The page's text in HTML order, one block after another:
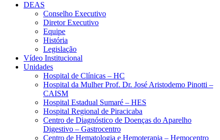
DEAS
Conselho Executivo
Diretor Executivo
Equipe
História
Legislação
Vídeo Institucional
Unidades
Hospital de Clínicas – HC
Hospital da Mulher Prof. Dr. José Aristodemo Pinotti –
CAISM
Hospital Estadual Sumaré – HES
Hospital Regional de Piracicaba
Centro de Diagnóstico de Doenças do Aparelho
Digestivo – Gastrocentro
Centro de Hematologia e Hemoterapia – Hemocentro